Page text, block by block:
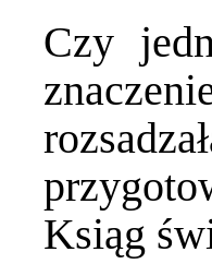
Czy
Ksiąg